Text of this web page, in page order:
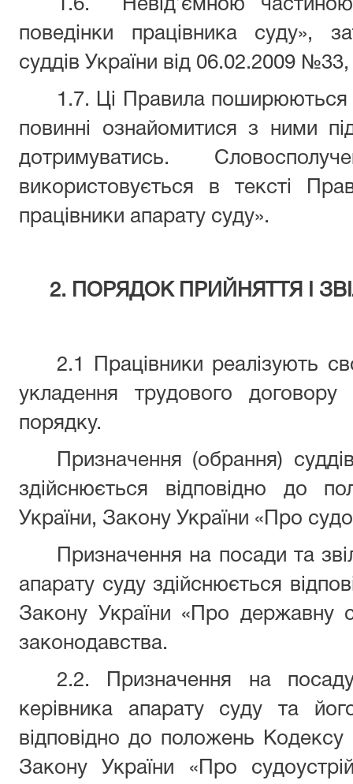
1.6. Невід’ємною
поведінки працівника суду»,
суддів України від 06.02.2009
1.7. Ці Правила поширюються
повинні ознайомитися з ними
дотримуватись.
використовується в тексті
працівники апарату суду».
2. ПОРЯДОК ПРИЙНЯТТЯ І
2.1 Працівники реалізують
укладення трудового
порядку.
Призначення (обрання)
здійснюється відповідно до
України, Закону України «Про
Призначення на посади та
апарату суду здійснюється
Закону України «Про державну
законодавства.
2.2. Призначення на
керівника апарату суду та
відповідно до положень
Закону України «Про